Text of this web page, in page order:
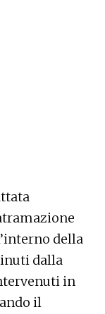
della
dalla
in
il